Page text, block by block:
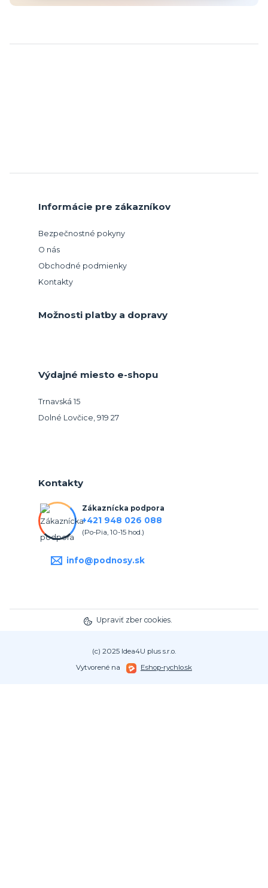
Informácie pre zákazníkov
Bezpečnostné pokyny
O nás
Obchodné podmienky
Kontakty
Možnosti platby a dopravy
Výdajné miesto e-shopu
Trnavská 15
Dolné Lovčice, 919 27
Kontakty
Zákaznícka podpora
+421 948 026 088
(Po-Pia, 10-15 hod.)
info@podnosy.sk
Upraviť zber cookies.
(c) 2025 Idea4U plus s.r.o.
Vytvorené na
Eshop-rychlo.sk